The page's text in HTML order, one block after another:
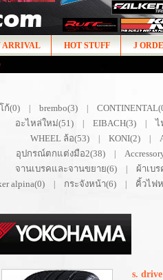
ARRIVAL HOT STUFF J
ก้(0) brembo(3)
อะไหล่ใหม่(51)
EIBACH(3)
ไ
WHEEL ล้อ(53)
KONI(2)
อุปกรณ์ตกแต่งมือ2(38)
จานเบรคและจานขยาย(6)
ผ้าเบร
alpina(0)
กระจังหน้า(6) คิ้วไฟ
s. drive